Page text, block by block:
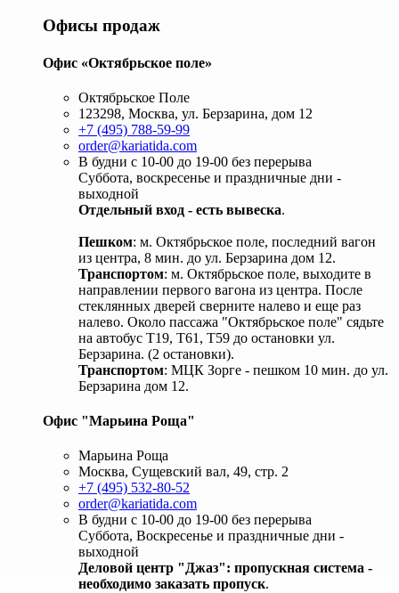
Офисы продаж
Офис «Октябрьское поле»
Октябрьское Поле
123298, Москва, ул. Берзарина, дом 12
+7 (495) 788-59-99
order@kariatida.com
В будни с 10-00 до 19-00 без перерыва
Суббота, воскресенье и праздничные дни -
выходной
Отдельный вход - есть вывеска.
Пешком: м. Октябрьское поле, последний вагон
из центра, 8 мин. до ул. Берзарина дом 12.
Транспортом: м. Октябрьское поле, выходите в
направлении первого вагона из центра. После
стеклянных дверей сверните налево и еще раз
налево. Около пассажа "Октябрьское поле" сядьте
на автобус Т19, Т61, Т59 до остановки ул.
Берзарина. (2 остановки).
Транспортом: МЦК Зорге - пешком 10 мин. до ул.
Берзарина дом 12.
Офис "Марьина Роща"
Марьина Роща
Москва, Сущевский вал, 49, стр. 2
+7 (495) 532-80-52
order@kariatida.com
В будни с 10-00 до 19-00 без перерыва
Суббота, Воскресенье и праздничные дни -
выходной
Деловой центр "Джаз": пропускная система -
необходимо заказать пропуск.